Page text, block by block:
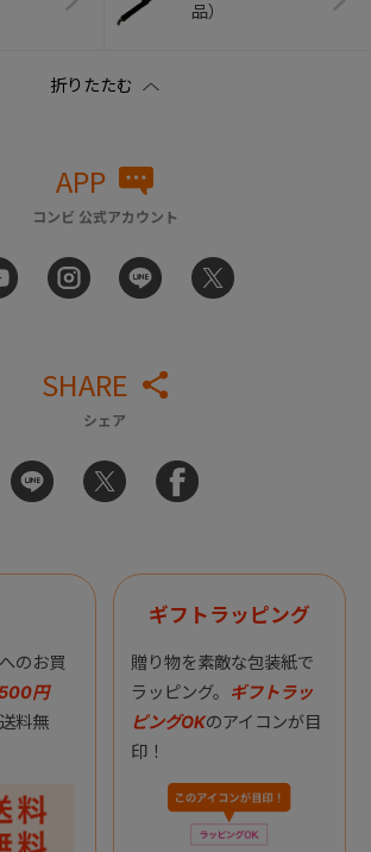
品）
APP
コンビ 公式アカウント
SHARE
シェア
のお買
円
料無
ギフトラッピング
贈り物を素敵な包装紙で
ラッピング。 ギフトラッ
ピングOKのアイコンが目
印！